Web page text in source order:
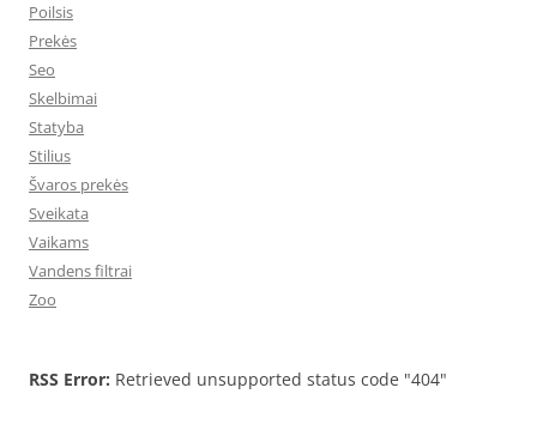
Poilsis
Prekės
Seo
Skelbimai
Statyba
Stilius
Švaros prekės
Sveikata
Vaikams
Vandens filtrai
Zoo
RSS Error: Retrieved unsupported status code "404"